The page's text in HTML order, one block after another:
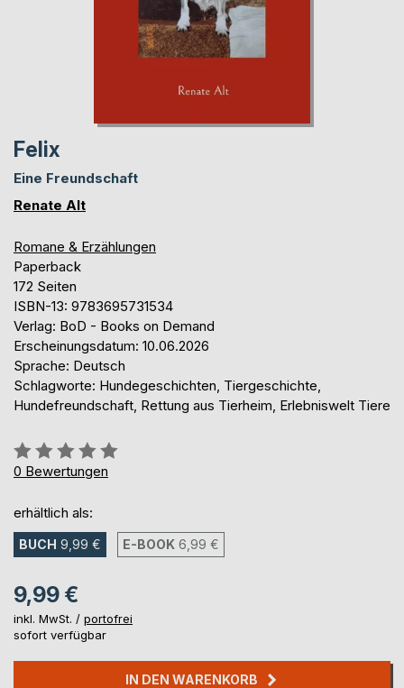
Felix
Eine Freundschaft
Renate Alt
Romane & Erzählungen
Paperback
172 Seiten
ISBN-13: 9783695731534
Verlag: BoD - Books on Demand
Erscheinungsdatum: 10.06.2026
Sprache: Deutsch
Schlagworte: Hundegeschichten, Tiergeschichte,
Hundefreundschaft, Rettung aus Tierheim, Erlebniswelt Tiere
Bewertung::
0%
0 Bewertungen
erhältlich als:
BUCH 9,99 € E-BOOK 6,99 €
9,99 €
inkl. MwSt. / portofrei
sofort verfügbar
IN DEN WARENKORB